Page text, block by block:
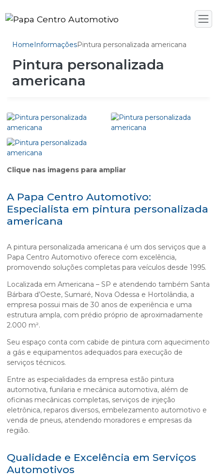
HomeInformaçõesPintura personalizada americana
Pintura personalizada
americana
Clique nas imagens para ampliar
A Papa Centro Automotivo:
Especialista em pintura personalizada
americana
A pintura personalizada americana é um dos serviços que a
Papa Centro Automotivo oferece com excelência,
promovendo soluções completas para veículos desde 1995.
Localizada em Americana – SP e atendendo também Santa
Bárbara d’Oeste, Sumaré, Nova Odessa e Hortolândia, a
empresa possui mais de 30 anos de experiência e uma
estrutura ampla, com prédio próprio de aproximadamente
2.000 m².
Seu espaço conta com cabide de pintura com aquecimento
a gás e equipamentos adequados para execução de
serviços técnicos.
Entre as especialidades da empresa estão pintura
automotiva, funilaria e mecânica automotiva, além de
oficinas mecânicas completas, serviços de injeção
eletrônica, reparos diversos, embelezamento automotivo e
venda de pneus, atendendo moradores e empresas da
região.
Qualidade e Excelência em Serviços
Automotivos